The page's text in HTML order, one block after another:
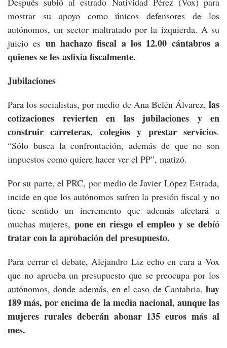
mostrar su apoyo como únicos defensores de los
autónomos, un sector maltratado por la izquierda. A su
juicio es un hachazo fiscal a los 12.00 cántabros a
quienes se les asfixia fiscalmente.
Jubilaciones
Para los socialistas, por medio de Ana Belén Álvarez, las
cotizaciones revierten en las jubilaciones y en
construir carreteras, colegios y prestar servicios.
“Sólo busca la confrontación, además de que no son
impuestos como quiere hacer ver el PP”, matizó.
Por su parte, el PRC, por medio de Javier López Estrada,
incide en que los autónomos sufren la presión fiscal y no
tiene sentido un incremento que además afectará a
muchas mujeres, pone en riesgo el empleo y se debíó
tratar con la aprobación del presupuesto.
Para cerrar el debate, Alejandro Liz echo en cara a Vox
que no aprueba un presupuesto que se preocupa por los
autónomos, donde además, en el caso de Cantabria, hay
189 más, por encima de la media nacional, aunque las
mujeres rurales deberán abonar 135 euros más al
mes.